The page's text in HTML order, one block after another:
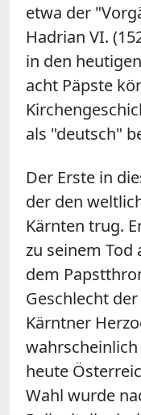
etwa der
Hadrian VI.
in den
acht Päpste
als "deutsch"
Der Erste in
der den
Kärnten trug.
zu seinem Tod
dem
Geschlecht
Kärntner
heute
Wahl wurde